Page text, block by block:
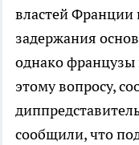
властей
задержания
однако французы
этому вопросу,
сообщили, что